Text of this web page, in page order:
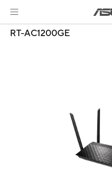
RT-AC1200GE